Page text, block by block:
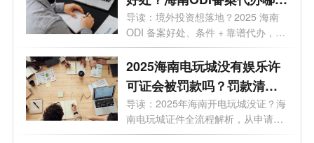
靠谱？一文了解
导读：境外投资想落地？2025 海南
ODI 备案好处、条件 + 靠谱代办，全
给你整...
2025海南电玩城没有娱乐许
可证会被罚款吗？罚款清单
+避坑指南
导读：2025年海南开电玩城没证？海
南电玩城证件全流程解析，从申请到
拿证...